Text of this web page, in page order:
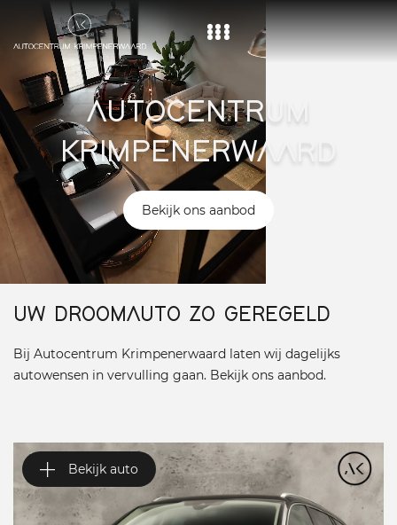
Home
Aanbod
Diensten
Over ons
Vacature
Contact
AUTOCENTRUM
KRIMPENERWAARD
Bekijk ons aanbod
UW DROOMAUTO ZO GEREGELD
Bij Autocentrum Krimpenerwaard laten wij dagelijks
autowensen in vervulling gaan. Bekijk ons aanbod.
Bekijk auto